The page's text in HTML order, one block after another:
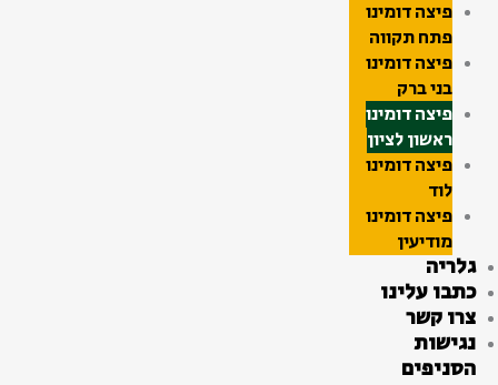
פיצה דומינו
פתח תקווה
פיצה דומינו
בני ברק
פיצה דומינו
ראשון לציון
פיצה דומינו
לוד
פיצה דומינו
מודיעין
גלריה
כתבו עלינו
צרו קשר
נגישות
הסניפים